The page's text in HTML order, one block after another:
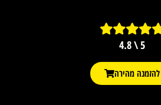
5 \ 4.8
להזמנה מהירה